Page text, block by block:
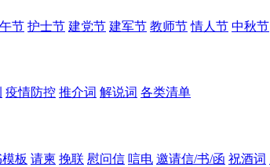
节 护士节 建党节 建军节 教师节 情人节 中秋节
疫情防控 推介词 解说词 各类清单
板 请柬 挽联 慰问信 唁电 邀请信/书/函 祝酒词